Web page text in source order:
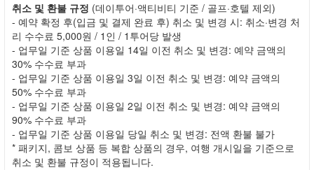
취소 및 환불 규정 (데이투어·액티비티 기준 / 골프·호텔 제외)
- 예약 확정 후(입금 및 결제 완료 후) 취소 및 변경 시: 취소·변경 처
리 수수료 5,000원 / 1인 / 1투어당 발생
- 업무일 기준 상품 이용일 14일 이전 취소 및 변경: 예약 금액의
30% 수수료 부과
- 업무일 기준 상품 이용일 3일 이전 취소 및 변경: 예약 금액의
50% 수수료 부과
- 업무일 기준 상품 이용일 2일 이전 취소 및 변경: 예약 금액의
90% 수수료 부과
- 업무일 기준 상품 이용일 당일 취소 및 변경: 전액 환불 불가
* 패키지, 콤보 상품 등 복합 상품의 경우, 여행 개시일을 기준으로
취소 및 환불 규정이 적용됩니다.